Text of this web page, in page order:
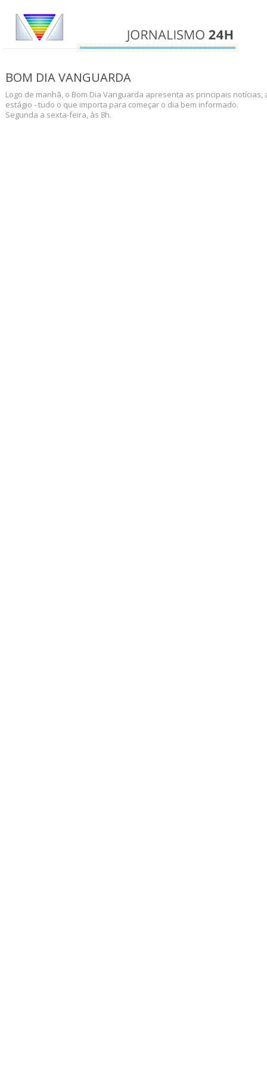
BOM DIA VANGUARDA
Logo de manhã, o Bom Dia Vanguarda apresenta as principais
estágio - tudo o que importa para começar o dia bem informado.
Segunda a sexta-feira, às 8h.